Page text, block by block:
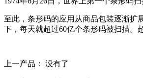
至此，条形码的应用从商品包装逐渐扩
下，每天就超过60亿个条形码被扫描。
上一产品： 没有了